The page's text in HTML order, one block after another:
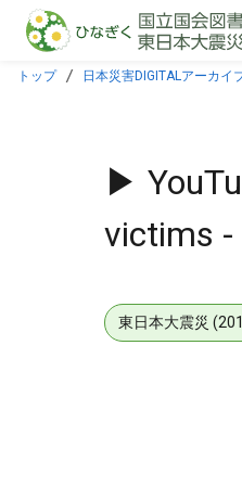
本文に飛ぶ
トップ 日本災害DIGITALアーカ
▶︎
victims -
東日本大震災